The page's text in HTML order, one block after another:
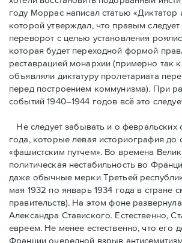
году Моррас написал статью «Диктатор
которой утверждал, что правым
переворот с целью установления
которая будет переходной формой
реставрацией монархии (примерно так
объявляли диктатуру пролетариата
перед построением коммунизма). При
событий 1940–1944 годов всё это
Не следует забывать и о февральских
года, которые левая историография до
«фашистским путчем». Во времена
политическая нестабильность во
даже обычные мерки Третьей
мая 1932 по январь 1934 года в стране
правительств). На этом фоне
Александра Ставиского. Естественно,
евреем. Не менее естественно, что его
Франции очередной взрыв